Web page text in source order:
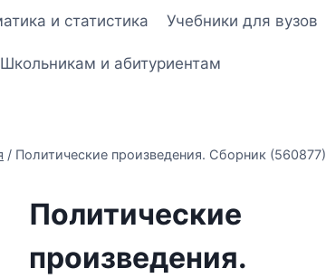
и статистика Учебники для вузов
Школьникам и абитуриентам
/ Политические произведения. Сборник (560877)
Политические
произведения.